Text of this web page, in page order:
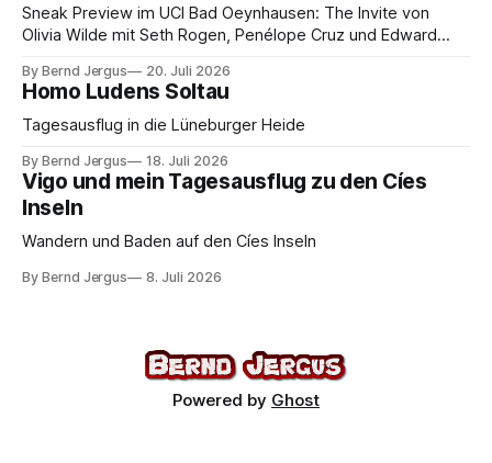
Sneak Preview im UCI Bad Oeynhausen: The Invite von
Olivia Wilde mit Seth Rogen, Penélope Cruz und Edward
By Bernd Jergus 20. Juli 2026
Homo Ludens Soltau
Tagesausflug in die Lüneburger Heide
By Bernd Jergus 18. Juli 2026
Vigo und mein Tagesausflug zu den Cíes
Inseln
Wandern und Baden auf den Cíes Inseln
By Bernd Jergus 8. Juli 2026
Powered by Ghost